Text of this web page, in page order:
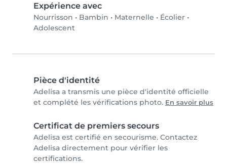
Expérience avec
Nourrisson • Bambin • Maternelle • Écolier •
Adolescent
Pièce d'identité
Adelisa a transmis une pièce d'identité officielle
et complété les vérifications photo. En savoir plus
Certificat de premiers secours
Adelisa est certifié en secourisme. Contactez
Adelisa directement pour vérifier les
certifications.